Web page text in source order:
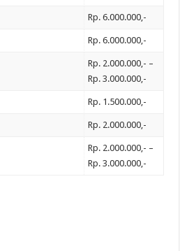
Rp. 6.000.000,-
Rp. 6.000.000,-
Rp. 2.000.000,- –
Rp. 3.000.000,-
Rp. 1.500.000,-
Rp. 2.000.000,-
Rp. 2.000.000,- –
Rp. 3.000.000,-